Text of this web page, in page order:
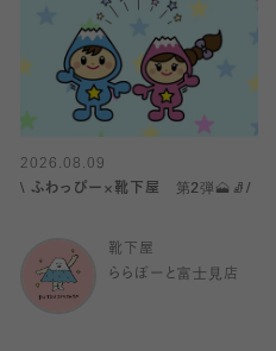
2026.08.09
\ ふわっぴー×靴下屋 第2弾🗻🧦/
靴下屋
ららぽーと富士見店